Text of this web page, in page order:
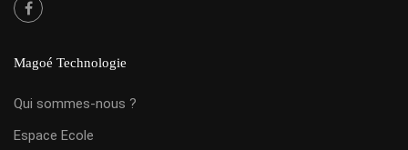
Magoé Technologie
Qui sommes-nous ?
Espace Ecole